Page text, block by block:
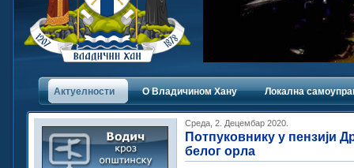
Актуелности О Владичинoм Хану Локална
Среда, 2. Децембар 2020.
Потпуковнику у пензији
белог орла